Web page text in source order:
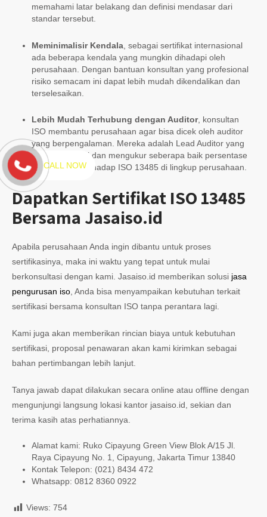
memahami latar belakang dan definisi mendasar dari
standar tersebut.
Meminimalisir Kendala, sebagai sertifikat internasional
ada beberapa kendala yang mungkin dihadapi oleh
perusahaan. Dengan bantuan konsultan yang profesional
risiko semacam ini dapat lebih mudah dikendalikan dan
terselesaikan.
Lebih Mudah Terhubung dengan Auditor, konsultan
ISO membantu perusahaan agar bisa dicek oleh auditor
yang berpengalaman. Mereka adalah Lead Auditor yang
mampu menilai dan mengukur seberapa baik persentase
pemahaman terhadap ISO 13485 di lingkup perusahaan.
Dapatkan Sertifikat ISO 13485
Bersama Jasaiso.id
Apabila perusahaan Anda ingin dibantu untuk proses
sertifikasinya, maka ini waktu yang tepat untuk mulai
berkonsultasi dengan kami. Jasaiso.id memberikan solusi jasa
pengurusan iso , Anda bisa menyampaikan kebutuhan terkait
sertifikasi bersama konsultan ISO tanpa perantara lagi.
Kami juga akan memberikan rincian biaya untuk kebutuhan
sertifikasi, proposal penawaran akan kami kirimkan sebagai
bahan pertimbangan lebih lanjut.
Tanya jawab dapat dilakukan secara online atau offline dengan
mengunjungi langsung lokasi kantor jasaiso.id, sekian dan
terima kasih atas perhatiannya.
Alamat kami: Ruko Cipayung Green View Blok A/15 Jl.
Raya Cipayung No. 1, Cipayung, Jakarta Timur 13840
Kontak Telepon: (021) 8434 472
Whatsapp: 0812 8360 0922
Views: 754
CALL NOW